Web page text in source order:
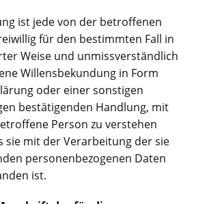
ist jede von der betroffenen
für den bestimmten Fall in
Weise und unmissverständlich
Willensbekundung in Form
oder einer sonstigen
bestätigenden Handlung, mit
Person zu verstehen
sie mit der Verarbeitung der sie
personenbezogenen Daten
ist.